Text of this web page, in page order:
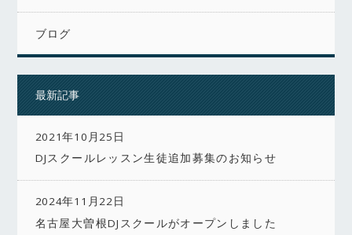
ブログ
最新記事
2021年10月25日
DJスクールレッスン生徒追加募集のお知らせ
2024年11月22日
名古屋大曽根DJスクールがオープンしました